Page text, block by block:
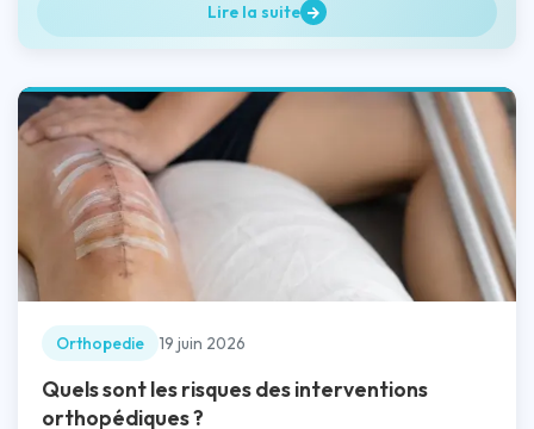
Lire la suite
Orthopedie 19 juin 2026
Quels sont les risques des interventions
orthopédiques ?